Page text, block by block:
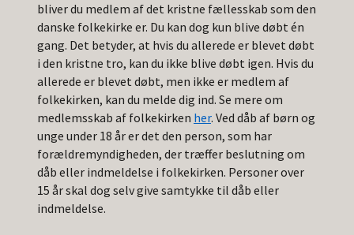
bliver du medlem af det kristne fællesskab som den
danske folkekirke er. Du kan dog kun blive døbt én
gang. Det betyder, at hvis du allerede er blevet døbt
i den kristne tro, kan du ikke blive døbt igen. Hvis du
allerede er blevet døbt, men ikke er medlem af
folkekirken, kan du melde dig ind. Se mere om
medlemsskab af folkekirken her. Ved dåb af børn og
unge under 18 år er det den person, som har
forældremyndigheden, der træffer beslutning om
dåb eller indmeldelse i folkekirken. Personer over
15 år skal dog selv give samtykke til dåb eller
indmeldelse.